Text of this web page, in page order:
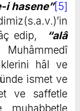
i hasene”[5]
edip,
“alâ
hâl ve
ismet ve
ve saffetle